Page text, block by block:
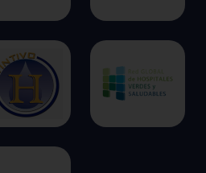
una experiencia web más
escoger no permitirnos usar ciertas
clic en los encabezados de cada
más y cambiar nuestras
predeterminadas. Sin embargo, el
algunos tipos de cookies puede
ofrecer.Más información